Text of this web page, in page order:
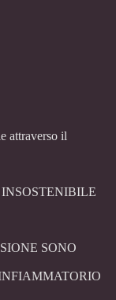
attraverso il
SONO